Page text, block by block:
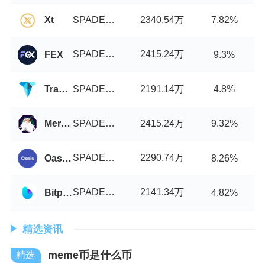
Xt SPADE币/USDT 2340.54万 7.82%
FEX SPADE币/USDT 2415.24万 9.3%
TradeIo SPADE币/USDT 2191.14万 4.8%
Merchant Moe SPADE币/USDT 2415.24万 9.32%
OasisDEX SPADE币/USDT 2290.74万 8.26%
Bitpaction SPADE币/USDT 2141.34万 4.82%
精选资讯
meme币是什么币